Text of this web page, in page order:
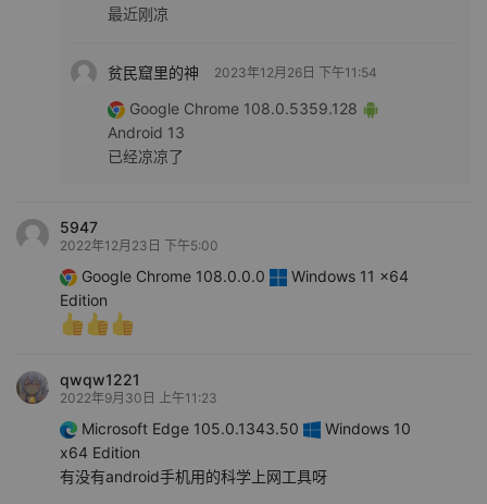
最近刚凉
贫民窟里的神 2023年12月26日 下午11:54
Google Chrome 108.0.5359.128
Android 13
已经凉凉了
5947
2022年12月23日 下午5:00
Google Chrome 108.0.0.0
Windows 11 x64
Edition
qwqw1221
2022年9月30日 上午11:23
Microsoft Edge 105.0.1343.50
Windows 10
x64 Edition
有没有android手机用的科学上网工具呀